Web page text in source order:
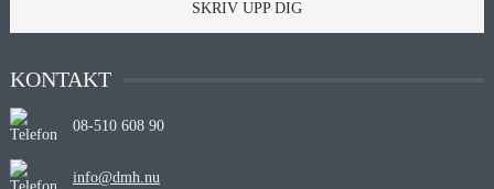
SKRIV UPP DIG
KONTAKT
08-510 608 90
info@dmh.nu